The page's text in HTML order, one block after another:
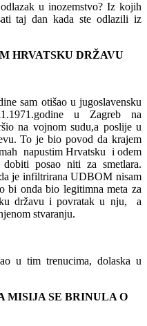
u inozemstvo? Iz kojih
taj dan kada ste odlazili iz
HRVATSKU DRŽAVU
sam otišao u jugoslavensku
u Zagreb na
na vojnom sudu,a poslije u
To je bio povod da krajem
napustim Hrvatsku i odem
posao niti za smetlara.
je infiltrirana UDBOM nisam
bi onda bio legitimna meta za
državu i povratak u nju, a
stvaranju.
u tim trenucima, dolaska u
MISIJA SE BRINULA O